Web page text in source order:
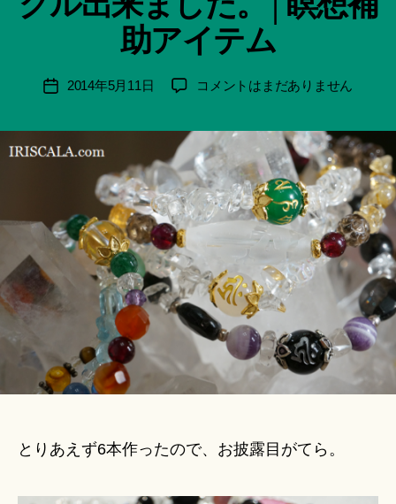
録・
作
品
IRISCALA
助アイテム
投
日
月
a
Hi
ts
u
投
2014年5月11日
【シ
プ】
観
音
様
バ
グ
ル
出
来
ま
し
た。
│
補
ア
コメントはまだありません
とりあえず6本作ったので、お披露目がてら。